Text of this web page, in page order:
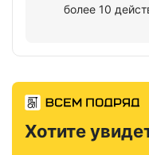
более 10
Хотите